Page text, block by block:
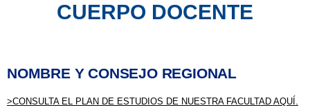
CUERPO DOCENTE
NOMBRE Y CONSEJO REGIONAL
>CONSULTA EL PLAN DE ESTUDIOS DE NUESTRA FACULTAD AQUÍ.